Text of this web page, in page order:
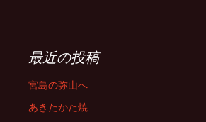
最近の投稿
宮島の弥山へ
あきたかた焼